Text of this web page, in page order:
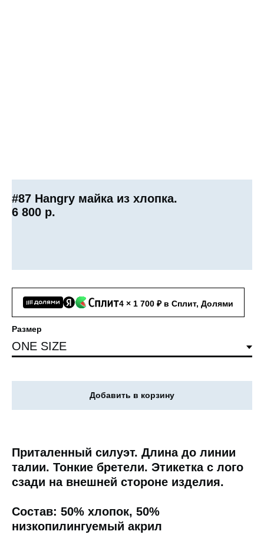
#87 Hangry майка из хлопка.
6 800 р.
4 × 1 700 ₽ в Сплит, Долями
Размер
Добавить в корзину
Приталенный силуэт. Длина до линии
талии. Тонкие бретели. Этикетка с лого
сзади на внешней стороне изделия.
Состав: 50% хлопок, 50%
низкопилингуемый акрил